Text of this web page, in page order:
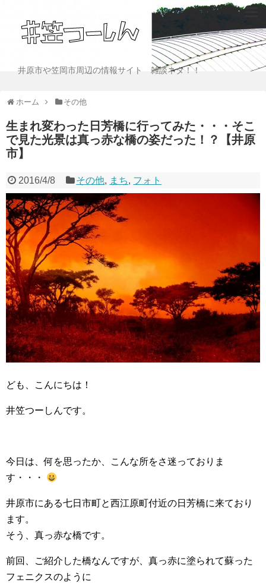
井原市や笠岡市周辺の情報サイト 雑談ネタ！！
ホーム その他
生まれ変わった日芳橋に行ってみた・・・そこ
で見た光景は真っ赤な橋の姿だった！？【井原
市】
2016/4/8 その他, まち, フォト
ども、こんにちは！
井笠つーしんです。
今日は、何を思ったか、こんな所をさ迷っておりま
す・・・
井原市にある七日市町と西江原町付近の日芳橋に来ており
ます。
そう、真っ赤な橋です。
前回、ご紹介した橋なんですが、真っ赤に塗られて蘇った
フェニクスのように